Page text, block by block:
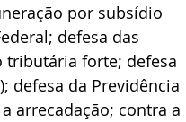
por subsídio
defesa das
tributária forte; defesa
defesa da Previdência
arrecadação; contra a